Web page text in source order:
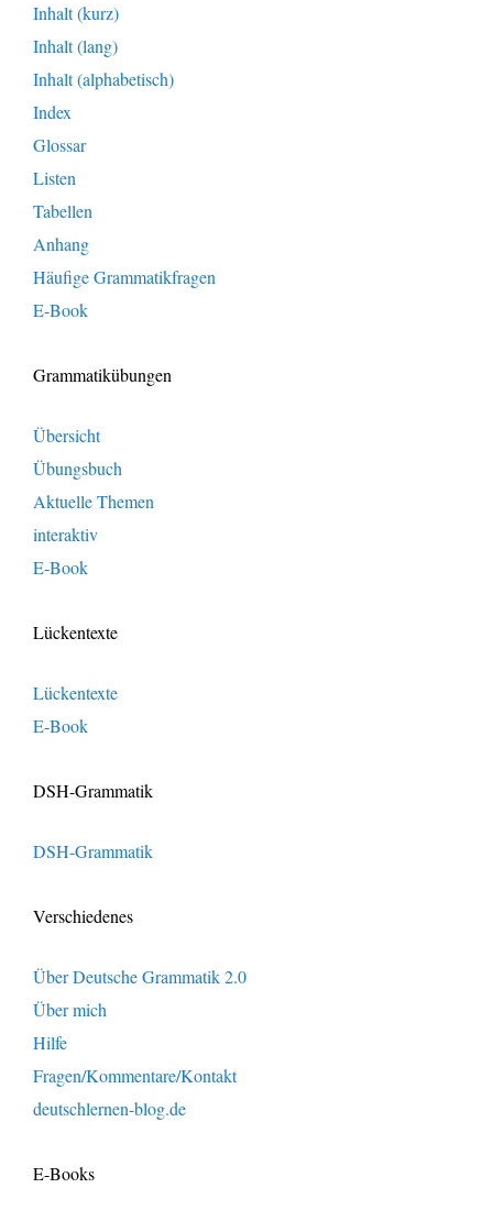
Inhalt (kurz)
Inhalt (lang)
Inhalt (alphabetisch)
Index
Glossar
Listen
Tabellen
Anhang
Häufige Grammatikfragen
E-Book
Grammatikübungen
Übersicht
Übungsbuch
Aktuelle Themen
interaktiv
E-Book
Lückentexte
Lückentexte
E-Book
DSH-Grammatik
DSH-Grammatik
Verschiedenes
Über Deutsche Grammatik 2.0
Über mich
Hilfe
Fragen/Kommentare/Kontakt
deutschlernen-blog.de
E-Books